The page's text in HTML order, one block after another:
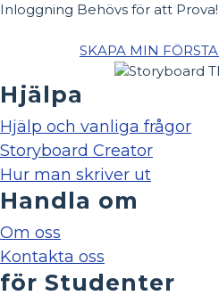
Inloggning Behövs för att Prova!
SKAPA MIN
Hjälpa
Hjälp och vanliga frågor
Storyboard Creator
Hur man skriver ut
Handla om
Om oss
Kontakta oss
för Studenter